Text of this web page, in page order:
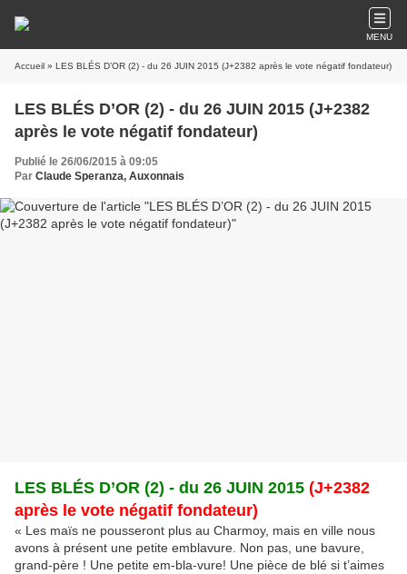
MENU
Accueil » LES BLÉS D’OR (2) - du 26 JUIN 2015 (J+2382 après le vote négatif fondateur)
LES BLÉS D’OR (2) - du 26 JUIN 2015 (J+2382
après le vote négatif fondateur)
Publié le 26/06/2015 à 09:05
Par Claude Speranza, Auxonnais
LES BLÉS D’OR (2) - du 26 JUIN 2015 (J+2382
après le vote négatif fondateur)
« Les maïs ne pousseront plus au Charmoy, mais en ville nous
avons à présent une petite emblavure. Non pas, une bavure,
grand-père ! Une petite em-bla-vure! Une pièce de blé si t’aimes